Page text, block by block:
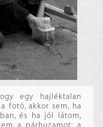
egy hajléktalan
fotó, akkor sem, ha
és ha jól látom,
a párhuzamot: a